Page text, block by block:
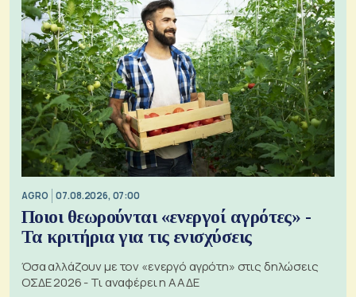
AGRO 07.08.2026, 07:00
Ποιοι θεωρούνται «ενεργοί αγρότες» -
Τα κριτήρια για τις ενισχύσεις
Όσα αλλάζουν με τον «ενεργό αγρότη» στις δηλώσεις
ΟΣΔΕ 2026 - Τι αναφέρει η ΑΑΔΕ